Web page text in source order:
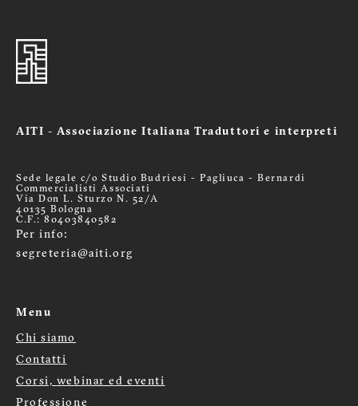
AITI - Associazione Italiana Traduttori e interpreti
Sede legale c/o Studio Budriesi - Pagliuca - Bernardi
Commercialisti Associati
Via Don L. Sturzo N. 52/A
40135 Bologna
C.F.: 80403840582
Per info:
segreteria@aiti.org
Menu
Menù
Chi siamo
Contatti
Corsi, webinar ed eventi
Professione